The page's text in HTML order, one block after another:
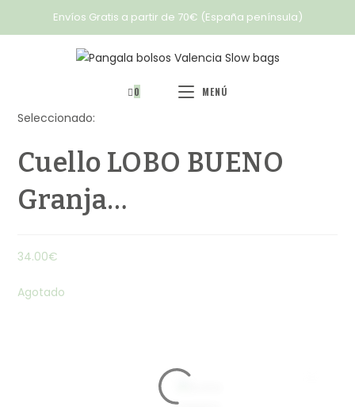
Envíos Gratis a partir de 70€ (España península)
0 MENÚ
Seleccionado:
Cuello LOBO BUENO
Granja…
34.00€
Agotado